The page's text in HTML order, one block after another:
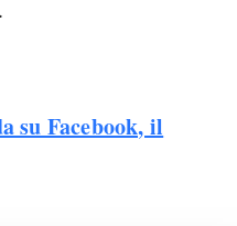
su Facebook, il